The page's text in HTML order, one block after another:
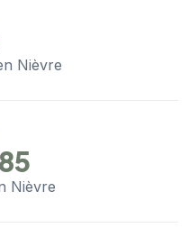
Nièvre
Nièvre